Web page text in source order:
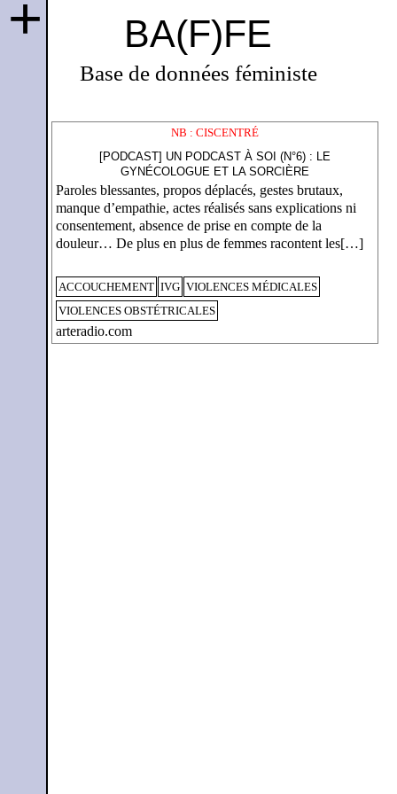
BA(F)FE
Base de données féministe
+
NB : CISCENTRÉ
[PODCAST] UN PODCAST À SOI (N°6) : LE
GYNÉCOLOGUE ET LA SORCIÈRE
Paroles blessantes, propos déplacés, gestes brutaux,
manque d’empathie, actes réalisés sans explications ni
consentement, absence de prise en compte de la
douleur… De plus en plus de femmes racontent les[…]
ACCOUCHEMENT IVG VIOLENCES MÉDICALES
VIOLENCES OBSTÉTRICALES
arteradio.com